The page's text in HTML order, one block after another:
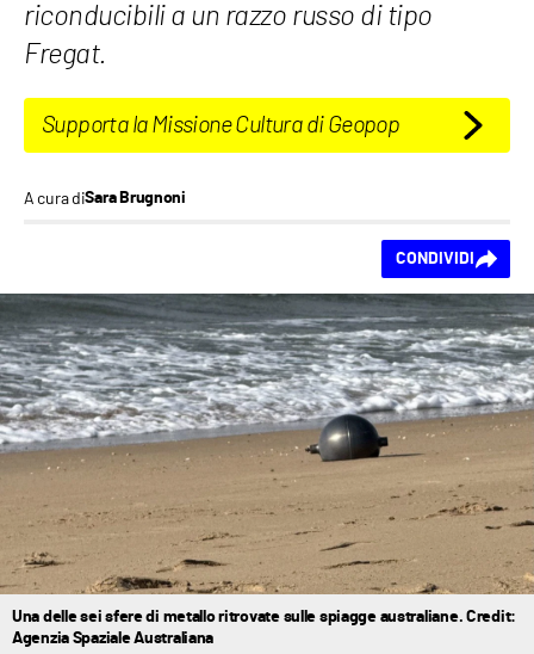
riconducibili a un razzo russo di tipo
Fregat.
Supporta la Missione Cultura di Geopop
A cura diSara Brugnoni
CONDIVIDI
Una delle sei sfere di metallo ritrovate sulle spiagge australiane. Credit:
Agenzia Spaziale Australiana